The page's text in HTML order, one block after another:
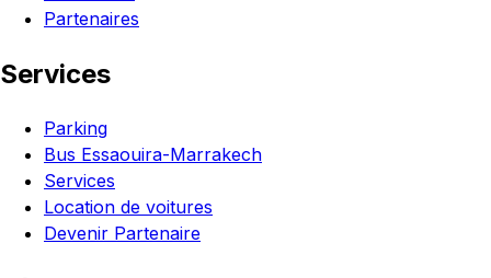
Partenaires
Services
Parking
Bus Essaouira-Marrakech
Services
Location de voitures
Devenir Partenaire